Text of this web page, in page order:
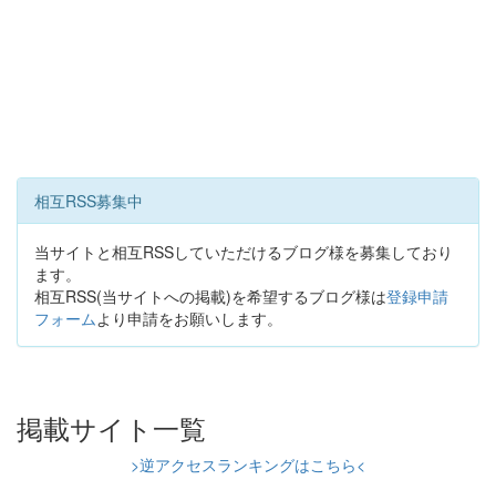
相互RSS募集中
当サイトと相互RSSしていただけるブログ様を募集しており
ます。
相互RSS(当サイトへの掲載)を希望するブログ様は登録申請
フォームより申請をお願いします。
掲載サイト一覧
>逆アクセスランキングはこちら<